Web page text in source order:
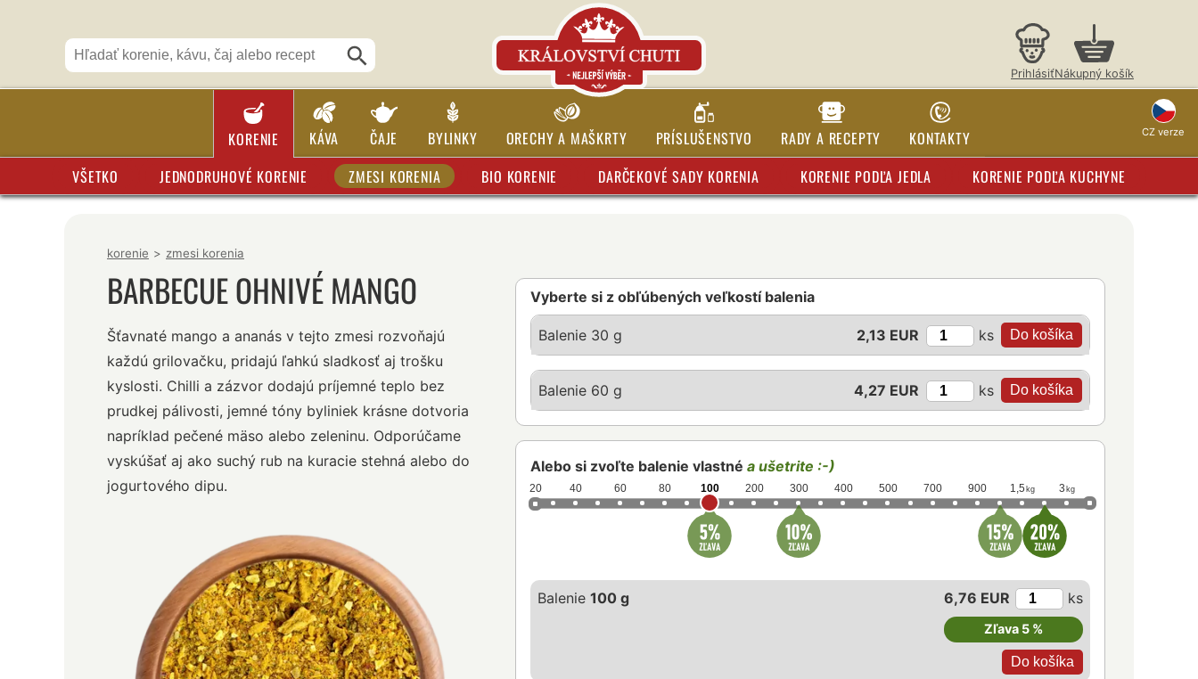
PrihlásiťNákupný košík
KORENIE KÁVA ČAJE BYLINKY ORECHY A MAŠKRTY PRÍSLUŠENSTVO RADY A RECEPTY KONTAKTY CZ verze
VŠETKO JEDNODRUHOVÉ KORENIE ZMESI KORENIA BIO KORENIE DARČEKOVÉ SADY KORENIA KORENIE PODĽA JEDLA KORENIE PODĽA KUCHYNE
korenie > zmesi korenia
BARBECUE OHNIVÉ MANGO
Šťavnaté mango a ananás v tejto zmesi rozvoňajú
každú grilovačku, pridajú ľahkú sladkosť aj trošku
kyslosti. Chilli a zázvor dodajú príjemné teplo bez
prudkej pálivosti, jemné tóny byliniek krásne dotvoria
napríklad pečené mäso alebo zeleninu. Odporúčame
vyskúšať aj ako suchý rub na kuracie stehná alebo do
jogurtového dipu.
Vyberte si z obľúbených veľkostí balenia
Balenie 30 g 2,13 EUR ks
Balenie 60 g 4,27 EUR ks
Alebo si zvoľte balenie vlastné a ušetrite :-)
20 40 60 80 100 200 300 400 500 700 900 1,5 kg 3 kg
Balenie 100 g 6,76 EUR ks
Zľava 5 %